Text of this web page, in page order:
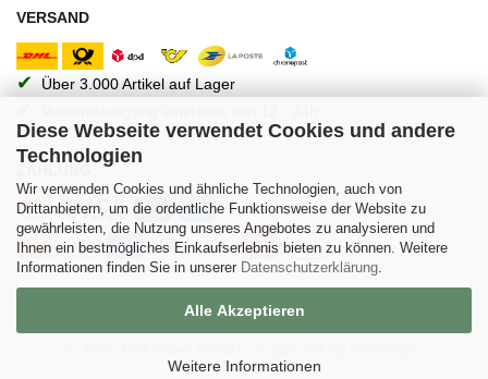
Diese Webseite verwendet Cookies und andere
Technologien
Wir verwenden Cookies und ähnliche Technologien, auch von
Drittanbietern, um die ordentliche Funktionsweise der Website zu
gewährleisten, die Nutzung unseres Angebotes zu analysieren und
Ihnen ein bestmögliches Einkaufserlebnis bieten zu können. Weitere
Informationen finden Sie in unserer Datenschutzerklärung.
Alle Akzeptieren
Weitere Informationen
VERSAND
✔ Über 3.000 Artikel auf Lager